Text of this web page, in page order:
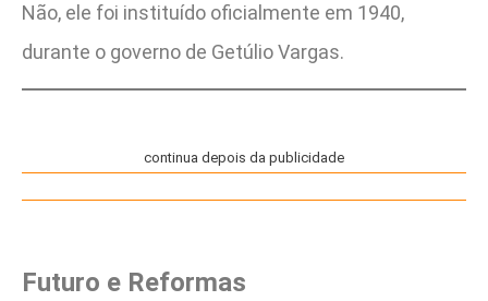
Não, ele foi instituído oficialmente em 1940,
durante o governo de Getúlio Vargas.
continua depois da publicidade
Futuro e Reformas